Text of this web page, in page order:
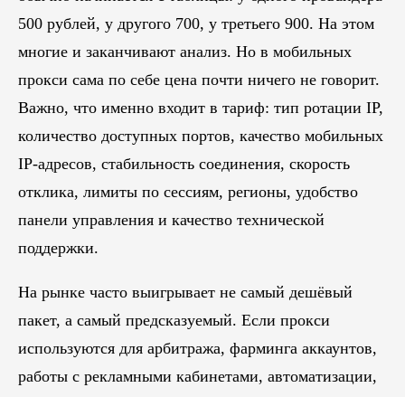
500 рублей, у другого 700, у третьего 900. На этом
многие и заканчивают анализ. Но в мобильных
прокси сама по себе цена почти ничего не говорит.
Важно, что именно входит в тариф: тип ротации IP,
количество доступных портов, качество мобильных
IP-адресов, стабильность соединения, скорость
отклика, лимиты по сессиям, регионы, удобство
панели управления и качество технической
поддержки.
На рынке часто выигрывает не самый дешёвый
пакет, а самый предсказуемый. Если прокси
используются для арбитража, фарминга аккаунтов,
работы с рекламными кабинетами, автоматизации,